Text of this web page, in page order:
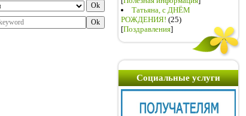
Татьяна, с ДНЁМ
РОЖДЕНИЯ! (25)
[Поздравления]
Социальные услуги